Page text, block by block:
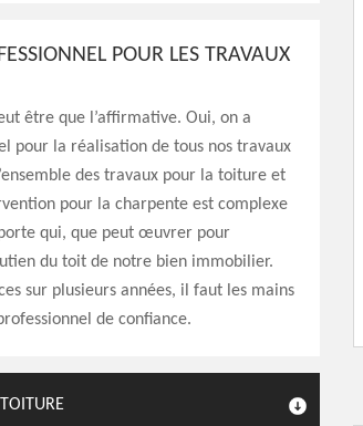
POUR LES TRAVAUX
être que l’affirmative. Oui, on a
pour la réalisation de tous nos travaux
des travaux pour la toiture et
pour la charpente est complexe
qui, que peut œuvrer pour
du toit de notre bien immobilier.
sur plusieurs années, il faut les mains
de confiance.